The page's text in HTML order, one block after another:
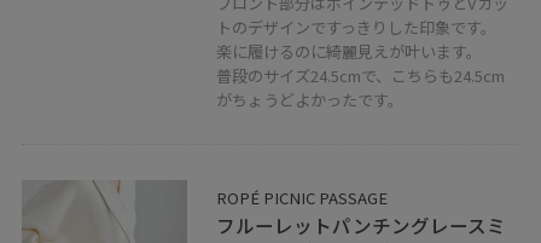
トのデザインですっきりした印象です。
楽に履けるのに綺麗見えが叶います。
普段のサイズ24.5cmで、こちらも24.5cm
がちょうどよかったです。
ROPÉ PICNIC PASSAGE
フルーレットパンチングレースミ